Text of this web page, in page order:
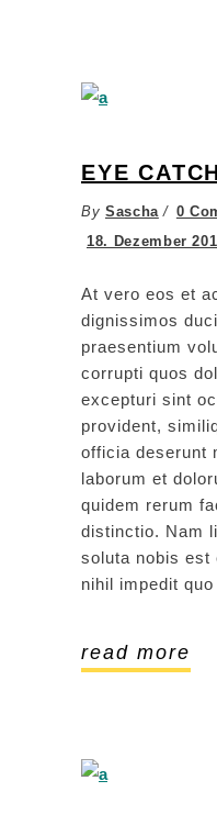
EYE
By Sascha 0
18. Dezember
At vero eos et
dignissimos
praesentium
corrupti quos
excepturi sint
provident,
officia deserunt
laborum et
quidem rerum
distinctio. Nam
soluta nobis est
nihil impedit quo
read more